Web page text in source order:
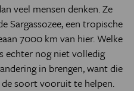
veel mensen denken. Ze
Sargassozee, een tropische
7000 km van hier. Welke
echter nog niet volledig
in brengen, want die
soort vooruit te helpen.